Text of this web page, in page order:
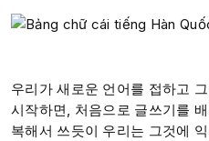
우리가 새로운 언어를 접하고
시작하면, 처음으로 글쓰기를
복해서 쓰듯이 우리는 그것에